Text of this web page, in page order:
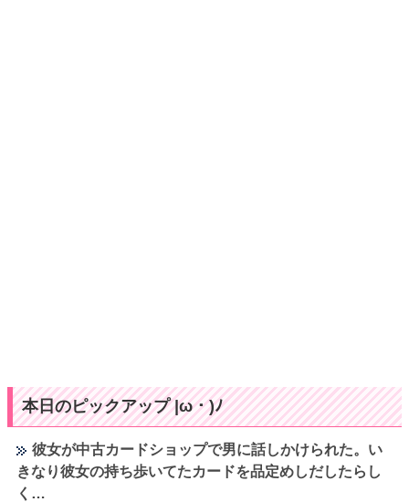
本日のピックアップ |ω・)ﾉ
彼女が中古カードショップで男に話しかけられた。い
きなり彼女の持ち歩いてたカードを品定めしだしたらし
く…